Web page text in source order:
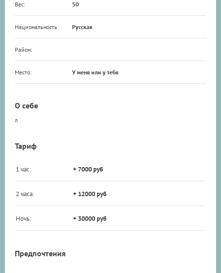
Вес: 50
Национальность: Русская
Район:
Место: У меня или у тебя
О себе
л
Тариф
1 час: + 7000 руб
2 часа: + 12000 руб
Ночь: + 30000 руб
Предпочтения